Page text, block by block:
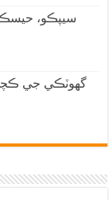
سيپڪو،
گهوٽڪي جي